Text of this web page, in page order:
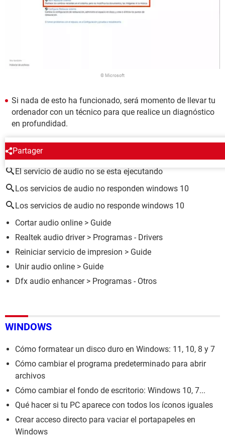
© Microsoft
Si nada de esto ha funcionado, será momento de llevar tu
ordenador con un técnico para que realice un diagnóstico
en profundidad.
Partager
ALREDEDOR DEL MISMO TEMA
El servicio de audio no se esta ejecutando
Los servicios de audio no responden windows 10
Los servicios de audio no responde windows 10
Cortar audio online > Guide
Realtek audio driver> Programas - Drivers
Reiniciar servicio de impresion > Guide
Unir audio online > Guide
Dfx audio enhancer> Programas - Otros
WINDOWS
Cómo formatear un disco duro en Windows: 11, 10, 8 y 7
Cómo cambiar el programa predeterminado para abrir
archivos
Cómo cambiar el fondo de escritorio: Windows 10, 7...
Qué hacer si tu PC aparece con todos los íconos iguales
Crear acceso directo para vaciar el portapapeles en
Windows